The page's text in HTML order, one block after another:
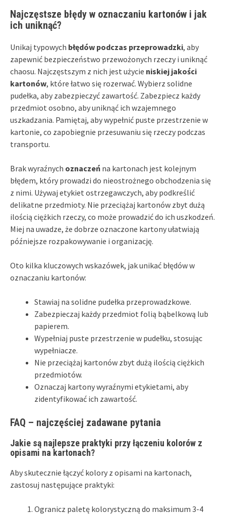
Najczęstsze błędy w oznaczaniu kartonów i jak
ich uniknąć?
Unikaj typowych błędów podczas przeprowadzki, aby
zapewnić bezpieczeństwo przewożonych rzeczy i uniknąć
chaosu. Najczęstszym z nich jest użycie niskiej jakości
kartonów, które łatwo się rozerwać. Wybierz solidne
pudełka, aby zabezpieczyć zawartość. Zabezpiecz każdy
przedmiot osobno, aby uniknąć ich wzajemnego
uszkadzania. Pamiętaj, aby wypełnić puste przestrzenie w
kartonie, co zapobiegnie przesuwaniu się rzeczy podczas
transportu.
Brak wyraźnych oznaczeń na kartonach jest kolejnym
błędem, który prowadzi do nieostrożnego obchodzenia się
z nimi. Używaj etykiet ostrzegawczych, aby podkreślić
delikatne przedmioty. Nie przeciążaj kartonów zbyt dużą
ilością ciężkich rzeczy, co może prowadzić do ich uszkodzeń.
Miej na uwadze, że dobrze oznaczone kartony ułatwiają
późniejsze rozpakowywanie i organizację.
Oto kilka kluczowych wskazówek, jak unikać błędów w
oznaczaniu kartonów:
Stawiaj na solidne pudełka przeprowadzkowe.
Zabezpieczaj każdy przedmiot folią bąbelkową lub
papierem.
Wypełniaj puste przestrzenie w pudełku, stosując
wypełniacze.
Nie przeciążaj kartonów zbyt dużą ilością ciężkich
przedmiotów.
Oznaczaj kartony wyraźnymi etykietami, aby
zidentyfikować ich zawartość.
FAQ – najczęściej zadawane pytania
Jakie są najlepsze praktyki przy łączeniu kolorów z
opisami na kartonach?
Aby skutecznie łączyć kolory z opisami na kartonach,
zastosuj następujące praktyki:
Ogranicz paletę kolorystyczną do maksimum 3-4